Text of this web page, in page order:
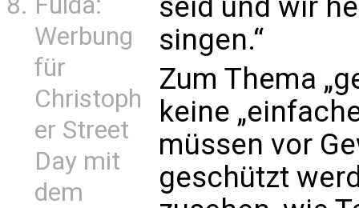
Werbung
für
Christoph
er Street
Day mit
dem
singen.“
Zum Thema
keine
müssen vor
geschützt